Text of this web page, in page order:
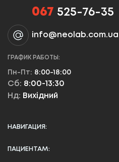
067 525-76-35
info@neolab.com.ua
ГРАФИК РАБОТЫ:
Пн-Пт: 8:00-18:00
Сб: 8:00-13:30
Нд: Вихідний
НАВИГАЦИЯ:
ПАЦИЕНТАМ: